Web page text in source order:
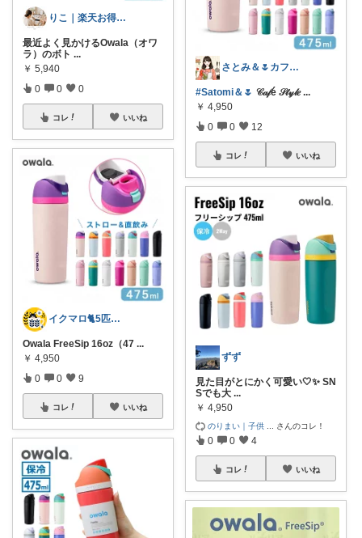
りこ｜楽天お得便🛍️
最近よく見かけるOwala（オワ
ラ）のボト ...
￥ 5,940
0 0 0
コレ いいね
イクマロ🐈5匹の猫とおうちカフェ☕️
Owala FreeSip 16oz（47 ...
￥ 4,950
0 0 9
コレ いいね
さとみ＆🌷カフェと素敵なもの☕️🌿
#Satomi＆🌷 𝒞𝒶𝒻é 𝒮𝓉𝓎𝓁𝑒...
￥ 4,950
0 0 12
コレ いいね
ずず
見た目がとにかく可愛い🤍✨ SN
Sでも大 ...
￥ 4,950
のりまい｜子供 さんのコレ！
0 0 4
コレ いいね